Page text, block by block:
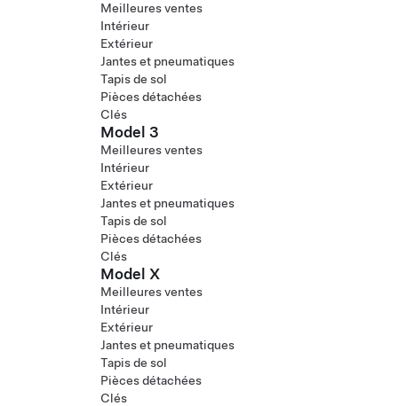
Meilleures ventes
Intérieur
Extérieur
Jantes et pneumatiques
Tapis de sol
Pièces détachées
Clés
Model 3
Meilleures ventes
Intérieur
Extérieur
Jantes et pneumatiques
Tapis de sol
Pièces détachées
Clés
Model X
Meilleures ventes
Intérieur
Extérieur
Jantes et pneumatiques
Tapis de sol
Pièces détachées
Clés